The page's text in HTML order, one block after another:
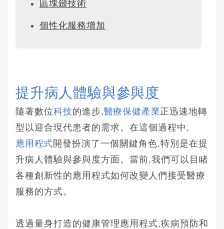
區塊鏈技術
個性化服務增加
提升病人體驗與參與度
隨著數位科技的進步,醫療保健產業正迅速地轉
型以迎合現代患者的需求。在這個過程中,
應用程式開發扮演了一個關鍵角色,特別是在提
升病人體驗與參與度方面。當前,我們可以目睹
各種創新性的應用程式如何改變人們接受醫療
服務的方式。
透過量身打造的健康管理應用程式,疾病預防和